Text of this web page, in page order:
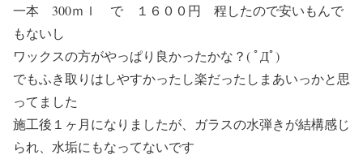
一本 300ｍｌ で １６００円 程したので安いもんで
もないし
ワックスの方がやっぱり良かったかな？( ﾟДﾟ)
でもふき取りはしやすかったし楽だったしまあいっかと思
ってました
施工後１ヶ月になりましたが、ガラスの水弾きが結構感じ
られ、水垢にもなってないです